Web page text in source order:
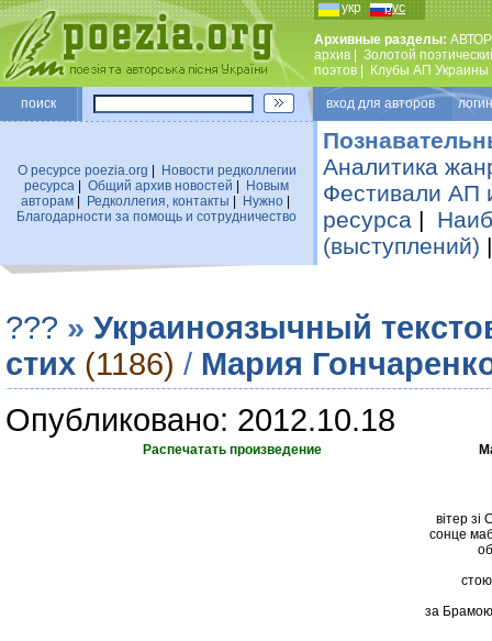
укр рус
Архивные разделы:
архив
Золотой
поэтов
Клубы АП Украины
поиск вход для авторов
О ресурсе poezia.org
Новости редколлегии
ресурса
Общий архив новостей
Новым
авторам| Редколлегия, контакты Нужно|
Благодарности за помощь и сотрудничество
Аналитика
Фестивали АП
ресурса |
(выступлений)
??? » Украиноязычный
стих (1186) / Мария
Опубликовано: 2012.10.18
Распечатать произведение
вітер
сонце
за Брамою